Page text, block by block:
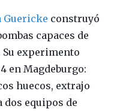
Guericke construyó
capaces de
experimento
en Magdeburgo:
huecos, extrajo
equipos de